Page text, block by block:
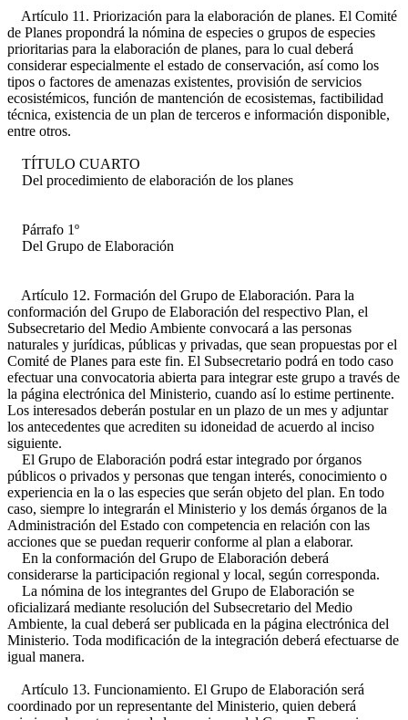
Artículo 11. Priorización para la elaboración de planes. El Comité
de Planes propondrá la nómina de especies o grupos de especies
prioritarias para la elaboración de planes, para lo cual deberá
considerar especialmente el estado de conservación, así como los
tipos o factores de amenazas existentes, provisión de servicios
ecosistémicos, función de mantención de ecosistemas, factibilidad
técnica, existencia de un plan de terceros e información disponible,
entre otros.
TÍTULO CUARTO
Del procedimiento de elaboración de los planes
Párrafo 1º
Del Grupo de Elaboración
Artículo 12. Formación del Grupo de Elaboración. Para la
conformación del Grupo de Elaboración del respectivo Plan, el
Subsecretario del Medio Ambiente convocará a las personas
naturales y jurídicas, públicas y privadas, que sean propuestas por el
Comité de Planes para este fin. El Subsecretario podrá en todo caso
efectuar una convocatoria abierta para integrar este grupo a través de
la página electrónica del Ministerio, cuando así lo estime pertinente.
Los interesados deberán postular en un plazo de un mes y adjuntar
los antecedentes que acrediten su idoneidad de acuerdo al inciso
siguiente.
El Grupo de Elaboración podrá estar integrado por órganos
públicos o privados y personas que tengan interés, conocimiento o
experiencia en la o las especies que serán objeto del plan. En todo
caso, siempre lo integrarán el Ministerio y los demás órganos de la
Administración del Estado con competencia en relación con las
acciones que se puedan requerir conforme al plan a elaborar.
En la conformación del Grupo de Elaboración deberá
considerarse la participación regional y local, según corresponda.
La nómina de los integrantes del Grupo de Elaboración se
oficializará mediante resolución del Subsecretario del Medio
Ambiente, la cual deberá ser publicada en la página electrónica del
Ministerio. Toda modificación de la integración deberá efectuarse de
igual manera.
Artículo 13. Funcionamiento. El Grupo de Elaboración será
coordinado por un representante del Ministerio, quien deberá